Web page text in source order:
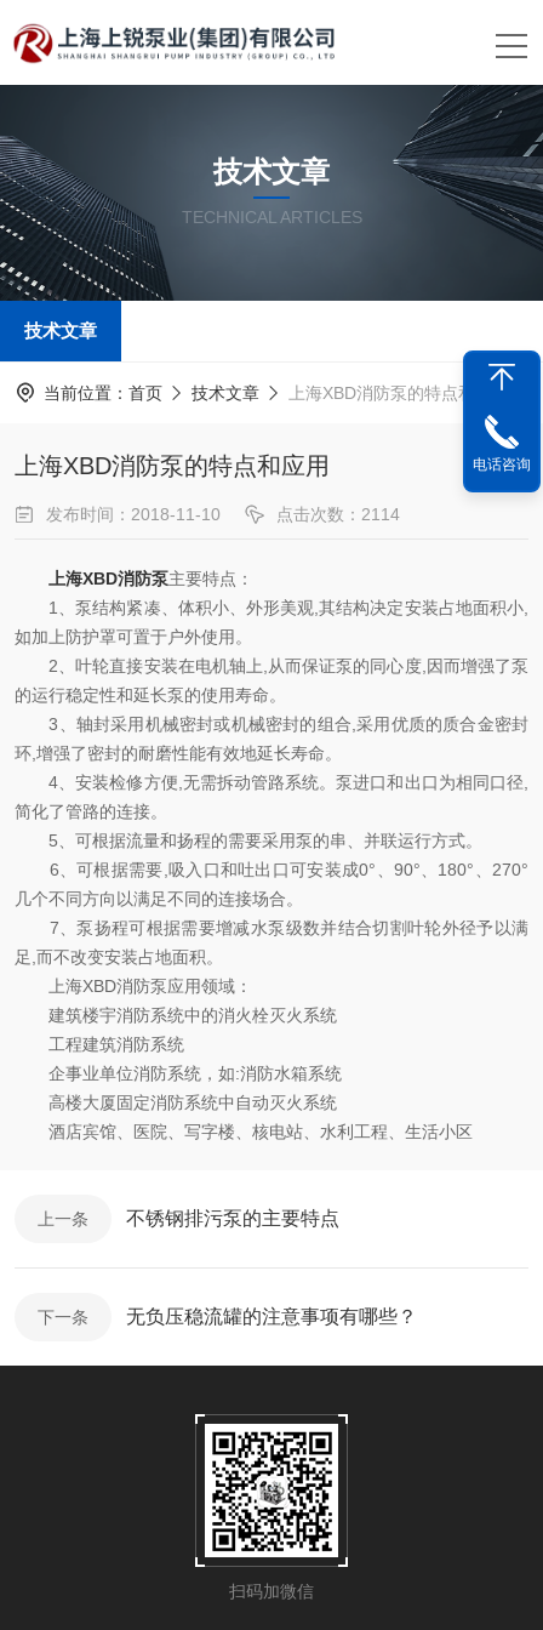
技术文章
TECHNICAL ARTICLES
技术文章
当前位置： 首页 技术文章 上海XBD消防泵的特点和应用
上海XBD消防泵的特点和应用
发布时间：2018-11-10 点击次数：2114
上海XBD消防泵主要特点：
1、泵结构紧凑、体积小、外形美观,其结构决定安装占地面积小,
如加上防护罩可置于户外使用。
2、叶轮直接安装在电机轴上,从而保证泵的同心度,因而增强了泵
的运行稳定性和延长泵的使用寿命。
3、轴封采用机械密封或机械密封的组合,采用优质的质合金密封
环,增强了密封的耐磨性能有效地延长寿命。
4、安装检修方便,无需拆动管路系统。泵进口和出口为相同口径,
简化了管路的连接。
5、可根据流量和扬程的需要采用泵的串、并联运行方式。
6、可根据需要,吸入口和吐出口可安装成0°、90°、180°、270°
几个不同方向以满足不同的连接场合。
7、泵扬程可根据需要增减水泵级数并结合切割叶轮外径予以满
足,而不改变安装占地面积。
上海XBD消防泵应用领域：
建筑楼宇消防系统中的消火栓灭火系统
工程建筑消防系统
企事业单位消防系统，如:消防水箱系统
高楼大厦固定消防系统中自动灭火系统
酒店宾馆、医院、写字楼、核电站、水利工程、生活小区
上一条 不锈钢排污泵的主要特点
下一条 无负压稳流罐的注意事项有哪些？
扫码加微信
电话咨询